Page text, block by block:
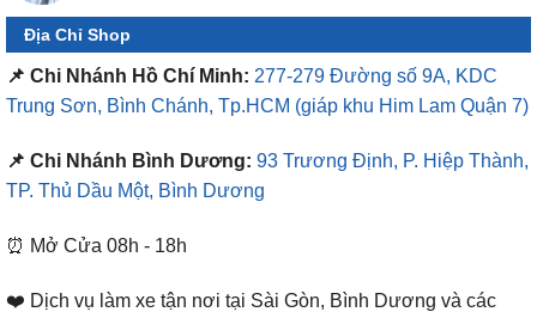
Địa Chỉ Shop
📌 Chi Nhánh Hồ Chí Minh: 277-279 Đường số 9A, KDC
Trung Sơn, Bình Chánh, Tp.HCM (giáp khu Him Lam Quận 7)
📌 Chi Nhánh Bình Dương: 93 Trương Định, P. Hiệp Thành,
TP. Thủ Dầu Một, Bình Dương
⏰ Mở Cửa 08h - 18h
❤️ Dịch vụ làm xe tận nơi tại Sài Gòn, Bình Dương và các